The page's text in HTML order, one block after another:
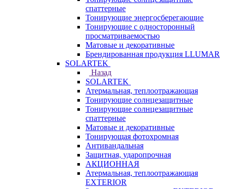
спаттерные
Тонирующие энергосберегающие
Тонирующие с односторонный
просматриваемостью
Матовые и декоративные
Брендированная продукция LLUMAR
SOLARTEK
Назад
SOLARTEK
Атермальная, теплоотражающая
Тонирующие солнцезащитные
Тонирующие солнцезащитные
спаттерные
Матовые и декоративные
Тонирующая фотохромная
Антивандальная
Защитная, ударопрочная
АКЦИОННАЯ
Атермальная, теплоотражающая
EXTERIOR